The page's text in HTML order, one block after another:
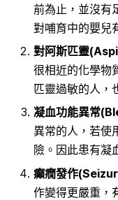
前為止，並沒有
對哺育中的嬰兒
對阿斯匹靈
很相近的化學物
匹靈過敏的人，
凝血功能異常
異常的人，若使
險。因此患有凝
癲癇發作
作變得更嚴重，